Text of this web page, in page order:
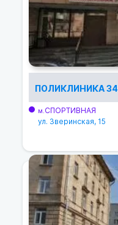
ПОЛИКЛИНИКА 34
м.СПОРТИВНАЯ
ул. Зверинская, 15